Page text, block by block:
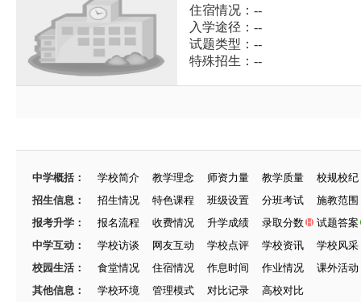
住宿情况：--
入学途径：--
试题类型：--
特殊招生：--
中学概括： 学校简介 教学理念 师资力量 教学质量
校规校纪
招生信息：
招生情况 特色课程 班级设置 分班考试
施教范围
报考升学：
报名流程 收费情况 升学成绩 录取分数
试题答案
中学互动：
学校访谈 网友互动 学校点评 学校资讯
学校风采
校园生活：
食堂情况 住宿情况 作息时间 作业情况
课外活动
其他信息：
学校环境 管理模式 对比记录 高校对比